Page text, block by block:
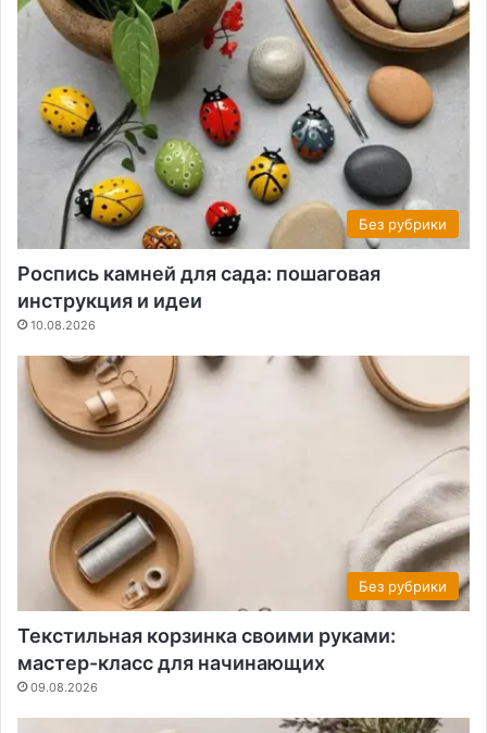
Без рубрики
Роспись камней для сада: пошаговая
инструкция и идеи
10.08.2026
Без рубрики
Текстильная корзинка своими руками:
мастер-класс для начинающих
09.08.2026